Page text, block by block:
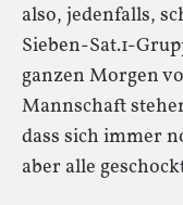
also, jedenfalls,
Sieben-Sat.1-
ganzen Morgen
Mannschaft
dass sich immer
aber alle